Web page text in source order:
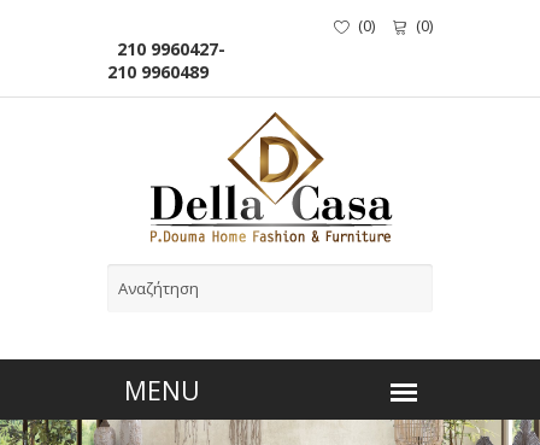
210 9960427-
210 9960489
(0) (0)